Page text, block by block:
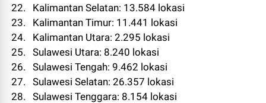
22. Kalimantan Selatan: 13.584 lokasi
23. Kalimantan Timur: 11.441 lokasi
24. Kalimantan Utara: 2.295 lokasi
25. Sulawesi Utara: 8.240 lokasi
26. Sulawesi Tengah: 9.462 lokasi
27. Sulawesi Selatan: 26.357 lokasi
28. Sulawesi Tenggara: 8.154 lokasi